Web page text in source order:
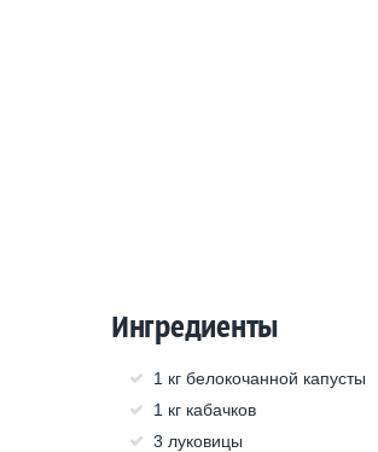
Ингредиенты
1 кг белокочанной капусты
1 кг кабачков
3 луковицы